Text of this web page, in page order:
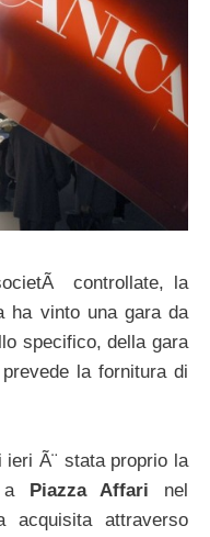
controllate, la
ha vinto una gara da
specifico, della gara
la fornitura di
Ã¨ stata proprio la
Piazza Affari nel
acquisita attraverso